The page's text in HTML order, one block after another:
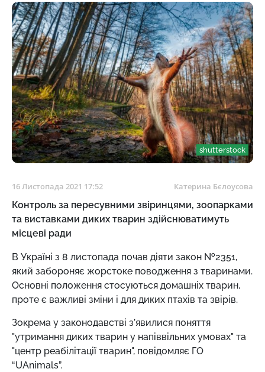
shutterstock
16 Листопада 2021 17:52 Катерина Бєлоусова
Контроль за пересувними звіринцями, зоопарками
та виставками диких тварин здійснюватимуть
місцеві ради
В Україні з 8 листопада почав діяти закон №2351,
який забороняє жорстоке поводження з тваринами.
Основні положення стосуються домашніх тварин,
проте є важливі зміни і для диких птахів та звірів.
Зокрема у законодавстві з’явилися поняття
"утримання диких тварин у напіввільних умовах" та
"центр реабілітації тварин", повідомляє ГО
“UAnimals”.